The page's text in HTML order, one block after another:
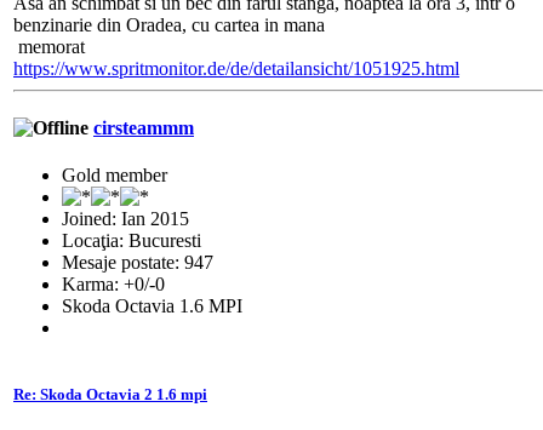
benzinarie din Oradea, cu cartea in mana
memorat
https://www.spritmonitor.de/de/detailansicht/1051925.html
cirsteammm
Gold member
Joined: Ian 2015
Locaţia: Bucuresti
Mesaje postate: 947
Karma: +0/-0
Skoda Octavia 1.6 MPI
Re: Skoda Octavia 2 1.6 mpi